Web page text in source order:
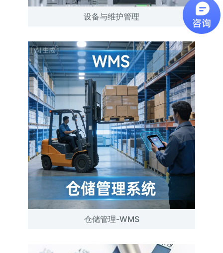
设备与维护管理
仓储管理-WMS